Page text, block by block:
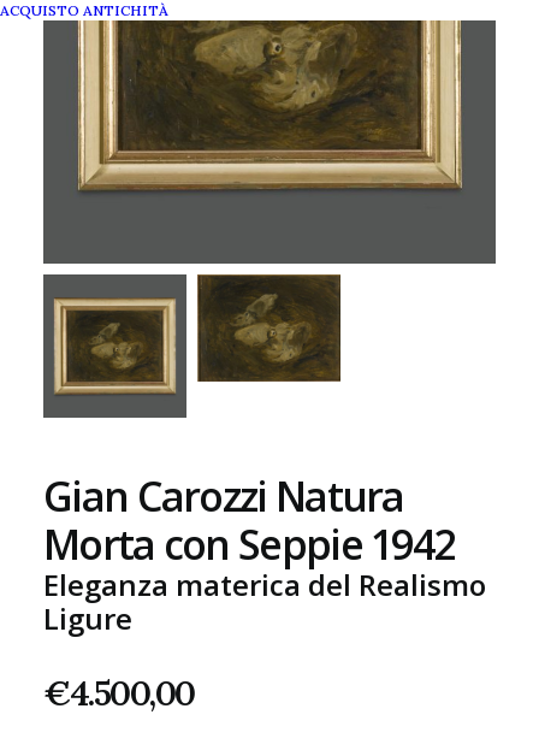
ACQUISTO ANTICHITÀ
Gian Carozzi Natura
Morta con Seppie 1942
Eleganza materica del Realismo
Ligure
€4.500,00